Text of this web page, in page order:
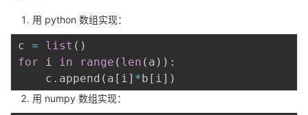
用 python 数组实现：
c = list ( )
for i in range ( len ( a ) ) :
	c
. append ( a [ i] * b [ i] )
用 numpy 数组实现：